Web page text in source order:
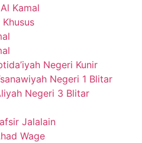
Kamal
Negeri Kunir
Negeri 1 Blitar
Negeri 3 Blitar
Jalalain
Wage